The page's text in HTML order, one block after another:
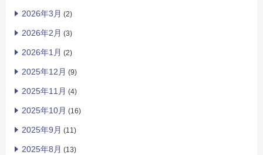
2026年3月 (2)
2026年2月 (3)
2026年1月 (2)
2025年12月 (9)
2025年11月 (4)
2025年10月 (16)
2025年9月 (11)
2025年8月 (13)